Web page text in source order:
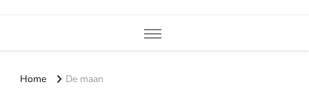
Home De maan